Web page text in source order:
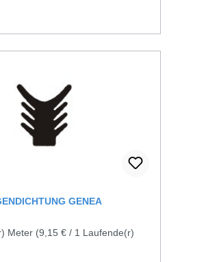
GENEA
Meter (9,15 € / 1 Laufende(r)